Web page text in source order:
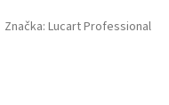
Značka: Lucart Professional